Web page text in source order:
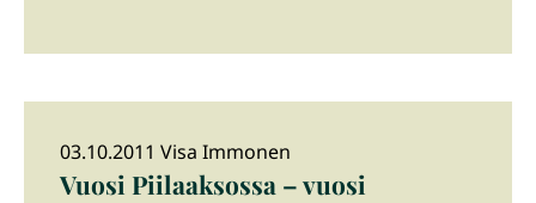
03.10.2011 Visa Immonen
Vuosi Piilaaksossa – vuosi